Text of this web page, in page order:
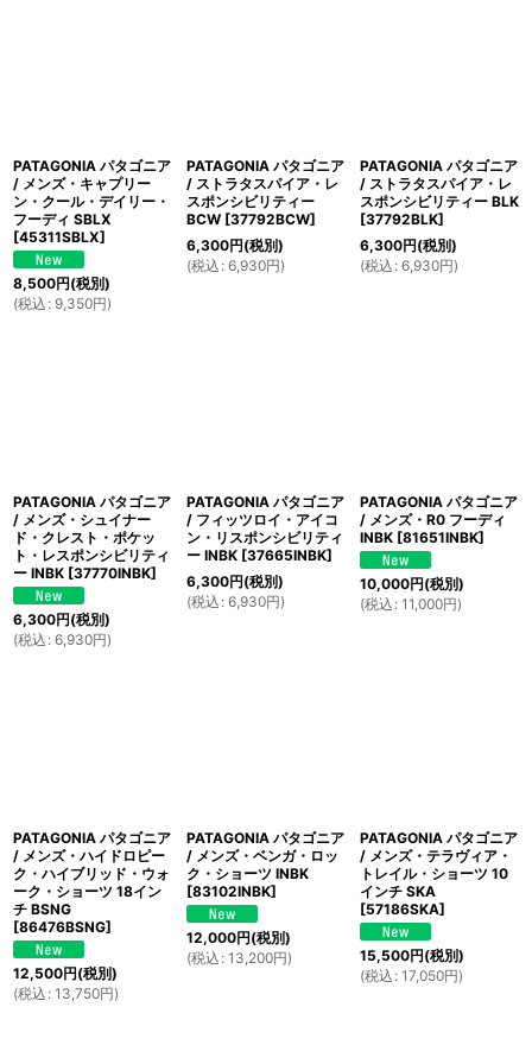
PATAGONIA パタゴニア
/ メンズ・キャプリー
ン・クール・デイリー・
フーディ SBLX
[45311SBLX]
8,500円(税別)
(税込 : 9,350円)
PATAGONIA パタゴニア
/ ストラタスパイア・レ
スポンシビリティー
BCW [37792BCW]
6,300円(税別)
(税込 : 6,930円)
PATAGONIA パタゴニア
/ ストラタスパイア・レ
スポンシビリティー BLK
[37792BLK]
6,300円(税別)
(税込 : 6,930円)
PATAGONIA パタゴニア
/ メンズ・シュイナー
ド・クレスト・ポケッ
ト・レスポンシビリティ
ー INBK [37770INBK]
6,300円(税別)
(税込 : 6,930円)
PATAGONIA パタゴニア
/ フィッツロイ・アイコ
ン・リスポンシビリティ
ー INBK [37665INBK]
6,300円(税別)
(税込 : 6,930円)
PATAGONIA パタゴニア
/ メンズ・R0 フーディ
INBK [81651INBK]
10,000円(税別)
(税込 : 11,000円)
PATAGONIA パタゴニア
/ メンズ・ハイドロピー
ク・ハイブリッド・ウォ
ーク・ショーツ 18イン
チ BSNG
[86476BSNG]
12,500円(税別)
(税込 : 13,750円)
PATAGONIA パタゴニア
/ メンズ・ベンガ・ロッ
ク・ショーツ INBK
[83102INBK]
12,000円(税別)
(税込 : 13,200円)
PATAGONIA パタゴニア
/ メンズ・テラヴィア・
トレイル・ショーツ 10
インチ SKA
[57186SKA]
15,500円(税別)
(税込 : 17,050円)